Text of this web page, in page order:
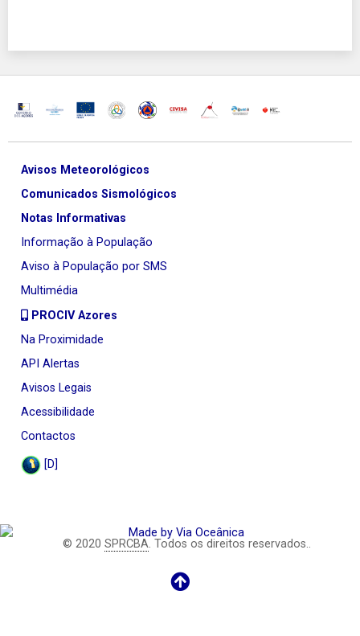
Avisos Meteorológicos
Comunicados Sismológicos
Notas Informativas
Informação à População
Aviso à População por SMS
Multimédia
PROCIV Azores
Na Proximidade
API Alertas
Avisos Legais
Acessibilidade
Contactos
[D]
© 2020 SPRCBA. Todos os direitos reservados..